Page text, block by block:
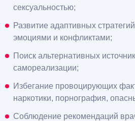
сексуальностью;
Развитие адаптивных
эмоциями и конфликтами;
Поиск альтернативных
самореализации;
Избегание провоцирующих
наркотики, порнография,
Соблюдение рекомендаций